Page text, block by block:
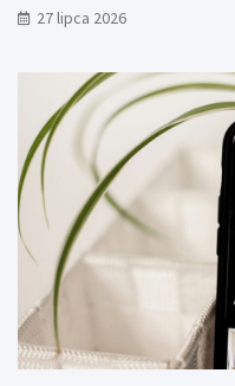
27 lipca 2026